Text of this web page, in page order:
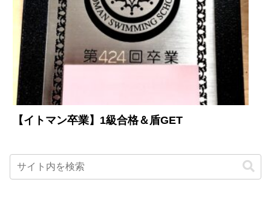
【イトマン卒業】1級合格＆盾GET